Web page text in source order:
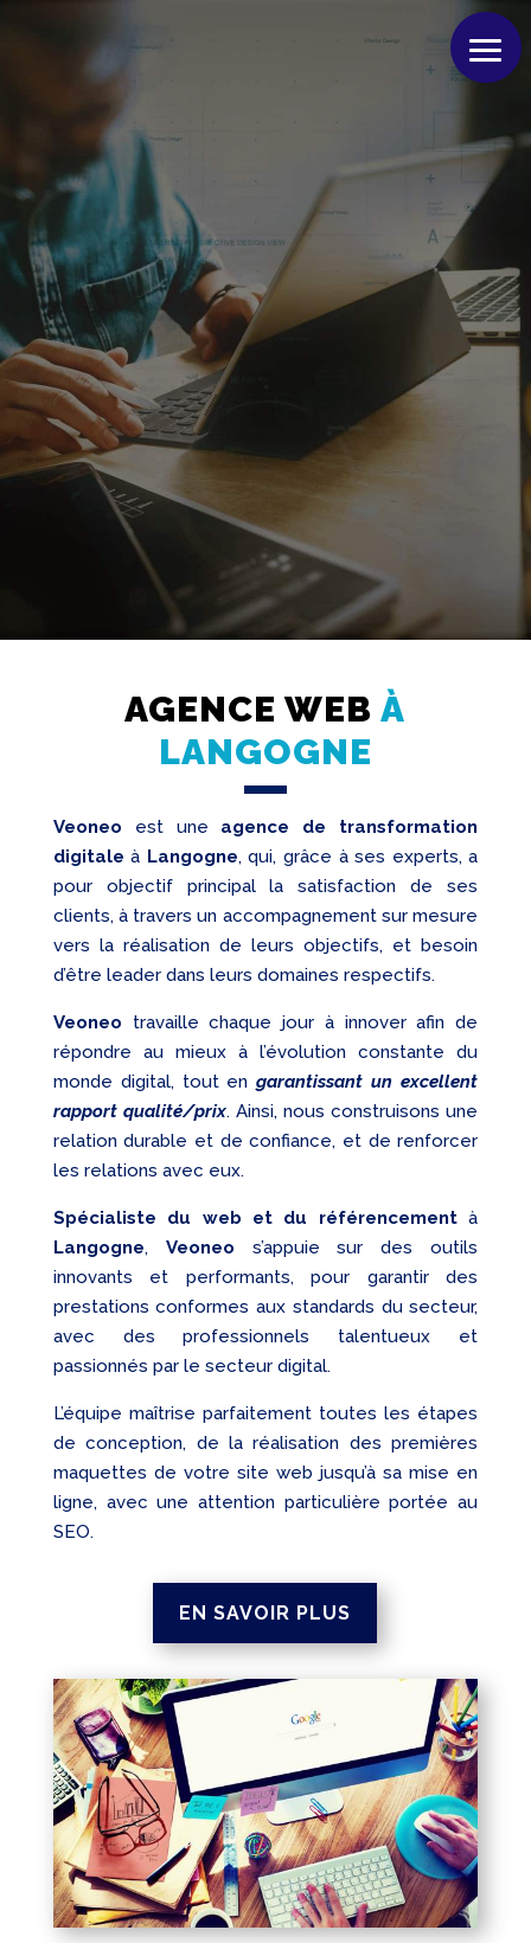
Création
Referencement
Réseaux
sociaux
Audit
AGENCE WEBÀ
LANGOGNE
Veoneo est une agence de transformation
digitale à Langogne, qui, grâce à ses experts, a
pour objectif principal la satisfaction de ses
clients, à travers un accompagnement sur mesure
vers la réalisation de leurs objectifs, et besoin
d’être leader dans leurs domaines respectifs.
Veoneo travaille chaque jour à innover afin de
répondre au mieux à l’évolution constante du
monde digital, tout engarantissant un excellent
rapport qualité/prix. Ainsi, nous construisons une
relation durable et de confiance, et de renforcer
les relations avec eux.
Spécialiste du web et du référencementà
Langogne, Veoneo s’appuie sur des outils
innovants et performants, pour garantir des
prestations conformes aux standards du secteur,
avec des professionnels talentueux et
passionnés par le secteur digital.
L’équipe maîtrise parfaitement toutes les étapes
de conception, de la réalisation des premières
maquettes de votre site web jusqu’à sa mise en
ligne, avec une attention particulière portée au
SEO.
EN SAVOIR PLUS